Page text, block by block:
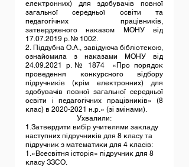
електронних) для здобувачів повної
загальної середньої освіти та
педагогічних працівників,
затвердженого наказом МОНУ від
17.07.2019 р. № 1002.
2. Піддубна О.А., завідуюча бібліотекою,
ознайомила з наказами МОНУ від
24.09.2021 р. № 1874  «Про порядок
проведення конкурсного відбору
підручників (крім електронних) для
здобувачів повної загальної середньої
освіти і педагогічних працівників» (8
клас) в 2020-2021 н.р.» (зі змінами).
Ухвалили:
1.Затвердити вибір учителями закладу
наступних підручників для 8 класу та
підручник з математики для 4 класів:
1.«Всесвітня історія» підручник для 8
класу ЗЗСО.